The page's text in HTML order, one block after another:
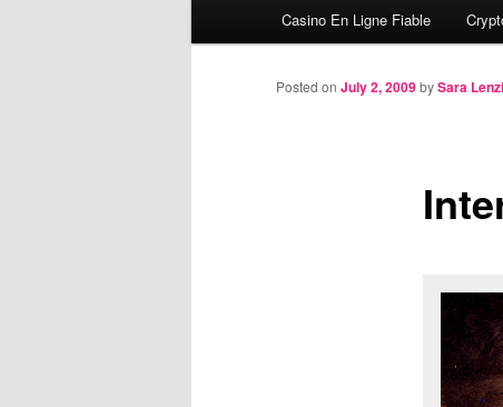
Casino En Ligne Fiable
Posted on July 2, 2009bySara Lenzi